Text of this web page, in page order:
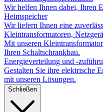
Wir helfen Ihnen dabei, Ihren
Heimspeicher
Wir liefern Ihnen eine
Kleintransformatoren,
Mit unseren
Ihren Schaltschrankbau.
Energieverteilung und -
Gestalten Sie ihre elektrische
mit unseren Lösungen.
Schließen